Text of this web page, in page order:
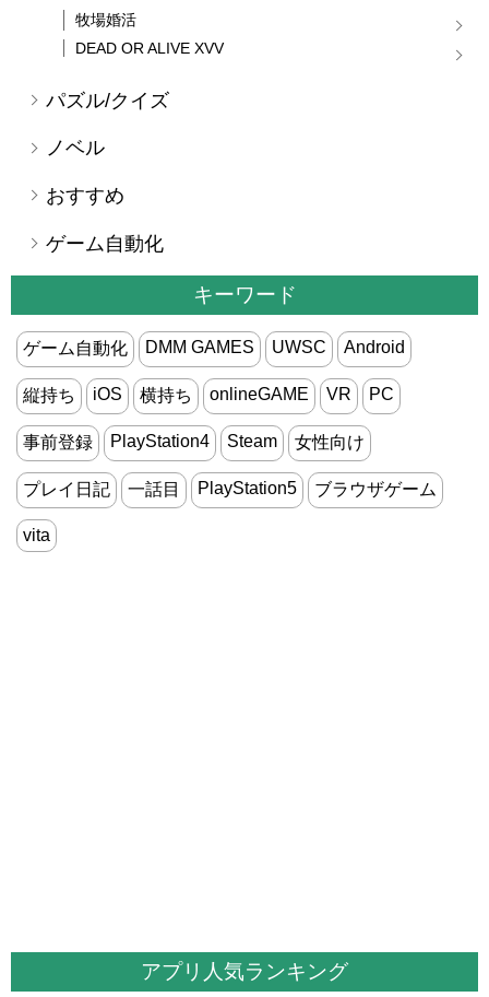
牧場婚活
DEAD OR ALIVE XVV
パズル/クイズ
ノベル
おすすめ
ゲーム自動化
キーワード
ゲーム自動化 DMM GAMES UWSC Android
縦持ち iOS 横持ち onlineGAME VR PC
事前登録 PlayStation4 Steam 女性向け
プレイ日記 一話目 PlayStation5 ブラウザゲーム
vita
アプリ人気ランキング